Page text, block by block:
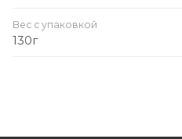
Вес с упаковкой
130г